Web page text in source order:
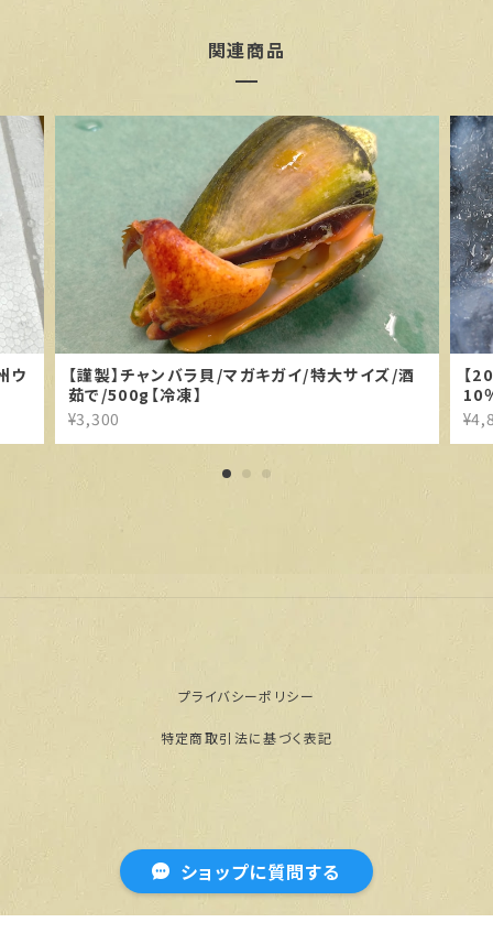
関連商品
ウ
【謹製】チャンバラ貝/マガキガイ/特大サイズ/酒
茹で/500g【冷凍】
¥3,300
【
10
プライバシーポリシー
特定商取引法に基づく表記
© 【公式通販】門脇屋本舗オンラインショップ
ショップに質問する